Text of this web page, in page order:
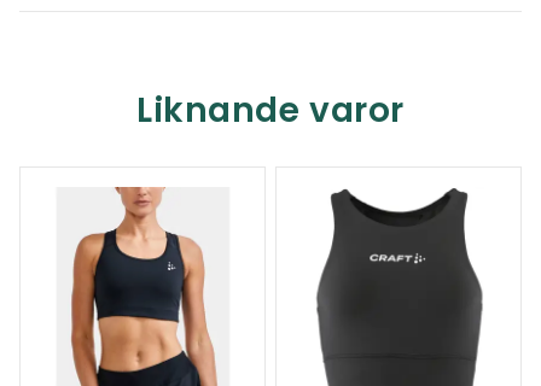
Liknande varor